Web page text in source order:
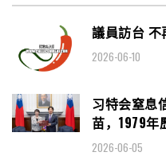
議員訪台 不
2026-06-10
习特会窒息
苗，1979年
2026-06-05